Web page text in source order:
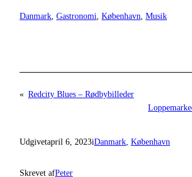
Danmark, Gastronomi, København, Musik
« Redcity Blues – Rødbybilleder
Udgivetapril 6, 2023iDanmark, København
Skrevet afPeter